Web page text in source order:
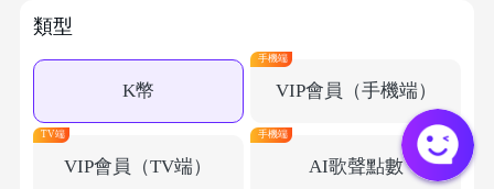
類型
K幣 VIP會員（手機端）
手機端
VIP會員（TV端）
TV端
AI歌聲點數
手機端